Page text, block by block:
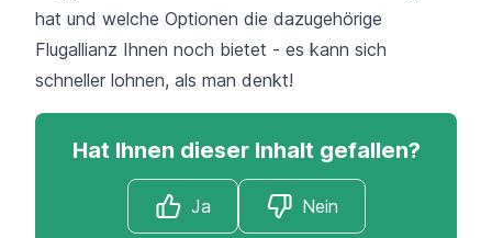
hat und welche Optionen die dazugehörige
Flugallianz Ihnen noch bietet - es kann sich
schneller lohnen, als man denkt!
Hat Ihnen dieser Inhalt gefallen?
Ja Nein